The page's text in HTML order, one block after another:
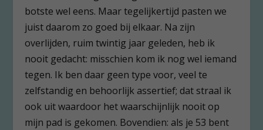
botste wel eens. Maar tegelijkertijd pasten we
juist daarom zo goed bij elkaar. Na zijn
overlijden, ruim twintig jaar geleden, heb ik
nooit gedacht: misschien kom ik nog wel iemand
tegen. Ik ben daar geen type voor, veel te
zelfstandig en behoorlijk assertief; dat straal ik
ook uit waardoor het waarschijnlijk nooit op
mijn pad is gekomen. Bovendien: als je 53 bent